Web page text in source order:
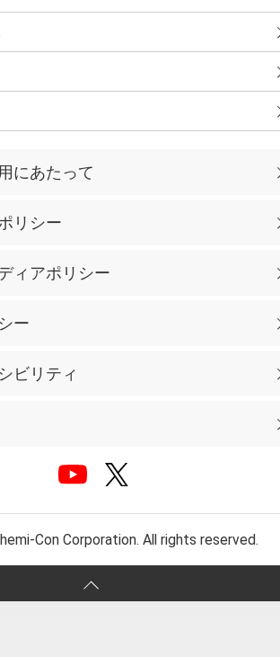
にあたって
リシー
ィアポリシー
ー
ビリティ
Con Corporation. All rights reserved.